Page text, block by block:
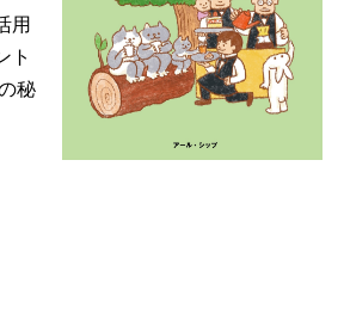
用
ト
秘